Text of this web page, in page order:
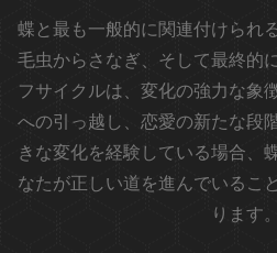
蝶と最も一般的に関連付けられ
毛虫からさなぎ、そして最終的
フサイクルは、変化の強力な象
への引っ越し、恋愛の新たな段
きな変化を経験している場合、
なたが正しい道を進んでいるこ
ります。